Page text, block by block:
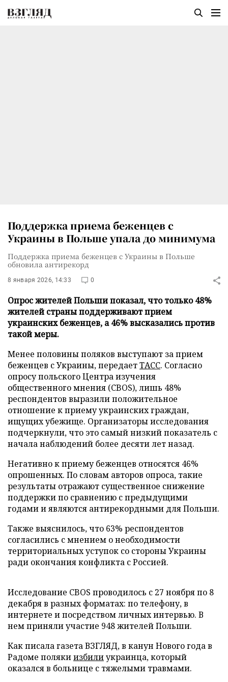
Поддержка приема беженцев с
Украины в Польше упала до минимума
Поддержка приема беженцев с Украины в Польше
обновила антирекорд
8 января 2026, 14:33 0
Опрос жителей Польши показал, что только 48%
жителей страны поддерживают прием
украинских беженцев, а 46% высказались против
такой меры.
Менее половины поляков выступают за прием
беженцев с Украины, передаетТАСС. Согласно
опросу польского Центра изучения
общественного мнения (CBOS), лишь 48%
респондентов выразили положительное
отношение к приему украинских граждан,
ищущих убежище. Организаторы исследования
подчеркнули, что это самый низкий показатель с
начала наблюдений более десяти лет назад.
Негативно к приему беженцев относятся 46%
опрошенных. По словам авторов опроса, такие
результаты отражают существенное снижение
поддержки по сравнению с предыдущими
годами и являются антирекордными для Польши.
Также выяснилось, что 63% респондентов
согласились с мнением о необходимости
территориальных уступок со стороны Украины
ради окончания конфликта с Россией.
Исследование CBOS проводилось с 27 ноября по 8
декабря в разных форматах: по телефону, в
интернете и посредством личных интервью. В
нем приняли участие 948 жителей Польши.
Как писала газета ВЗГЛЯД, в канун Нового года в
Радоме полякиизбилиукраинца, который
оказался в больнице с тяжелыми травмами.